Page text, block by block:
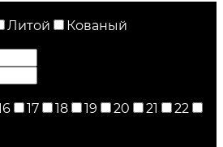
Литой
Кованый
17 18 19 20 21
22